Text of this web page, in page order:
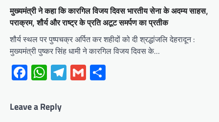
मुख्यमंत्री ने कहा कि कारगिल विजय दिवस भारतीय सेना के अदम्य साहस,
पराक्रम, शौर्य और राष्ट्र के प्रति अटूट समर्पण का प्रतीक
शौर्य स्थल पर पुष्पचक्र अर्पित कर शहीदों को दी श्रद्धांजलि देहरादून :
मुख्यमंत्री पुष्कर सिंह धामी ने कारगिल विजय दिवस के…
Facebook
WhatsApp
Telegram
Gmail
Leave a Reply